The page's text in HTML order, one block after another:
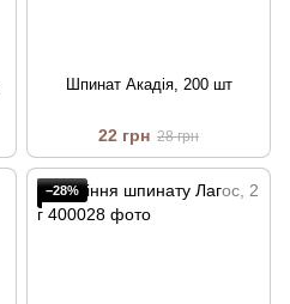
Шпинат Акадія, 200 шт
22 грн 28 грн
−28%